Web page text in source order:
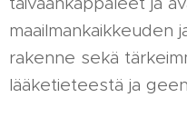
maailmankaikkeuden
rakenne sekä
lääketieteestä ja